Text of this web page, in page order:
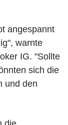
angespannt
warnte
IG. "Sollte
sich die
und den